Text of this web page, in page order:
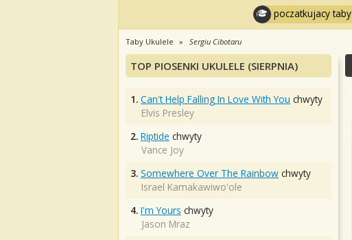
poczatkujacy taby
Taby Ukulele Sergiu Cibotaru
TOP PIOSENKI UKULELE (SIERPNIA)
1. Can't Help Falling In Love With You chwyty
Elvis Presley
2. Riptide chwyty
Vance Joy
3. Somewhere Over The Rainbow chwyty
Israel Kamakawiwo'ole
4. I'm Yours chwyty
Jason Mraz